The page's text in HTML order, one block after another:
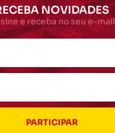
NOVIDADES
e receba no seu e-mail